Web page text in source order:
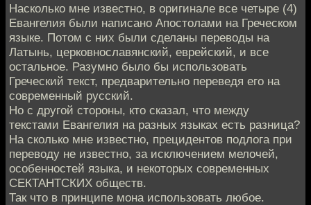
Насколько мне известно, в оригинале все четыре (4)
Евангелия были написано Апостолами на Греческом
языке. Потом с них были сделаны переводы на
Латынь, церковнославянский, еврейский, и все
остальное. Разумно было бы использовать
Греческий текст, предварительно переведя его на
современный русский.
Но с другой стороны, кто сказал, что между
текстами Евангелия на разных языках есть разница?
На сколько мне известно, прецидентов подлога при
переводу не известно, за исключением мелочей,
особенностей языка, и некоторых современных
СЕКТАНТСКИХ обществ.
Так что в принципе мона использовать любое.